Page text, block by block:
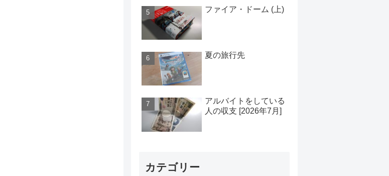
ファイア・ドーム (上)
夏の旅行先
アルバイトをしている
人の収支 [2026年7月]
カテゴリー